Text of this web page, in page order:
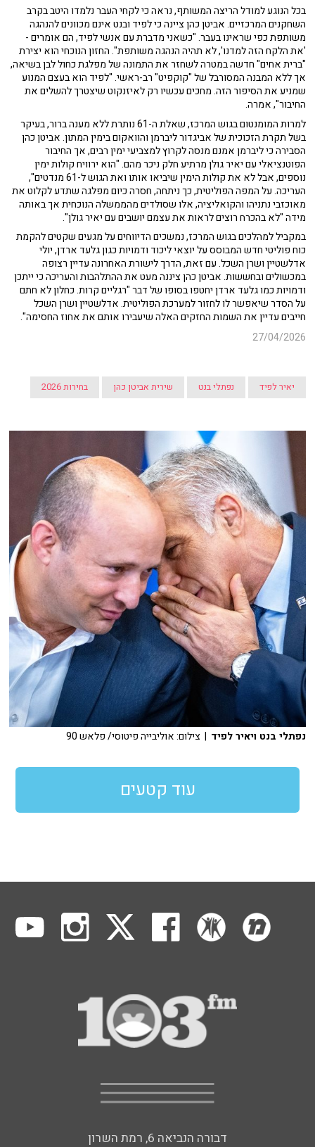
בכל הנוגע למודל הריצה המשותף, נראה כי לקחי העבר נלמדו היטב בקרב
השחקנים המרכזיים. אביטן כהן ציינה כי לפיד ובנט אינם מכוונים להנהגה
משותפת כפי שראינו בעבר. "כשאני מדברת עם אנשי לפיד, הם אומרים -
'את הלקח הזה למדנו', לא תהיה הנהגה משותפת". החזון הנוכחי הוא יצירת
"ברית אחים" חדשה במטרה לשחזר את התמונה של מפלגת כחול לבן בשיאה,
אך ללא המבנה המסורבל של "קוקפיט" רב-ראשי. "לפיד הוא בעצם המנוע
שמניע את הסיפור הזה. מחכים עכשיו רק לאיזנקוט שיצטרך להשלים את
החיבור", אמרה.
למרות המומנטום בגוש המרכז, שאלת ה-61 נותרת ללא מענה ברור, בעיקר
בשל תקרת הזכוכית של אביגדור ליברמן והוואקום בימין המתון. אביטן כהן
הסבירה כי ליברמן אמנם מנסה לקרוץ למצביעי ימין רבים, אך החיבור
הפוטנציאלי עם יאיר גולן מרתיע חלק ניכר מהם. "הוא ירוויח קולות ימין
נוספים, אבל לא את קולות הימין שיביאו אותו ואת הגוש ל-61 מנדטים",
העריכה. על המפה הפוליטית, כך ניתחה, חסרה כיום מפלגה שתדע לקלוט את
מאוכזבי נתניהו והקואליציה, אלו שסולדים מהממשלה הנוכחית אך באותה
מידה "לא בהכרח רוצים לראות את עצמם יושבים עם יאיר גולן".
במקביל למהלכים בגוש המרכז, נמשכים הדיווחים על מגעים שקטים להקמת
כוח פוליטי חדש המבוסס על יוצאי ליכוד ודמויות כגון גלעד ארדן, יולי
אדלשטיין ושרן השכל. עם זאת, הדרך לישורת האחרונה עדיין רצופה
במכשולים ובחששות. אביטן כהן ציננה מעט את ההתלהבות והעריכה כי ייתכן
ודמויות כמו גלעד ארדן יחטפו בסופו של דבר "רגליים קרות. כחלון לא חתם
על הסדר שיאפשר לו לחזור למערכת הפוליטית. אדלשטיין ושרן השכל
חייבים עדיין את השמות החזקים האלה שיעבירו אותם את אחוז החסימה".
27/04/2026
יאיר לפיד נפתלי בנט שירית אביטן כהן בחירות 2026
נפתלי בנט ויאיר לפיד | צילום: אוליבייה פיטוסי/ פלאש 90
עוד קטעים
דבורה הנביאה 6, רמת השרון